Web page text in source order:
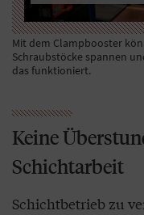
Mit dem Clampbooster
Schraubstöcke spannen
das funktioniert.
Keine
Schichtarbeit
Schichtbetrieb zu